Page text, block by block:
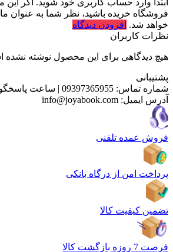
فروشگاه خریده باشید، نظر شما به عنوان
خواهد شد. افزودن دیدگاه
نظرات کاربران
هیچ دیدگاهی برای این محصول نوشته نشده
پشتیبانی
شماره تماس: 09397365955
| ساعت پاسخگویی
آدرس ایمیل: info@joyabook.com
فروش عمده تلفنی
پرداخت امن از درگاه بانکی
تضمین کیفیت کالا
فرصت 7 روزه بازگشت کالا